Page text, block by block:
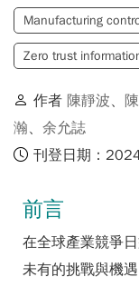
Manufacturing
Zero trust
作者 陳靜波、
瀚、 余允誌
刊登日期：
前言
在全球產業競爭
未有的挑戰與機